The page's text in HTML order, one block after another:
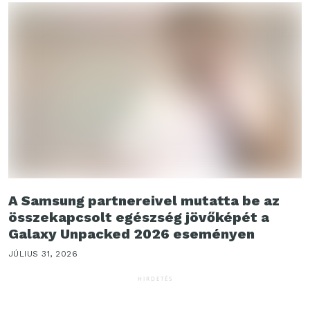
A Samsung partnereivel mutatta be az
összekapcsolt egészség jövőképét a
Galaxy Unpacked 2026 eseményen
JÚLIUS 31, 2026
HIRDETÉS